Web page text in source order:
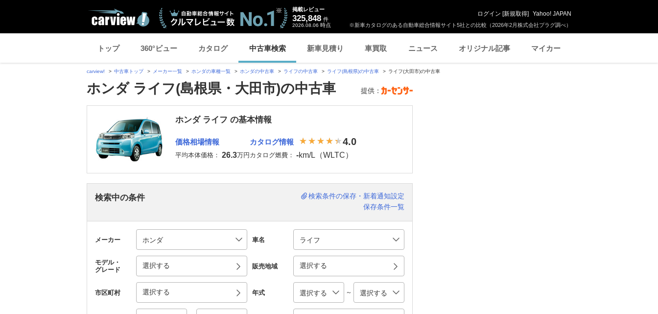
※新車カタログのある自動車総合情報サイト5社との比較（2026年2月株式会社プラグ調べ）
掲載レビュー
325,848 件
2026.08.06 時点
ログイン [新規取得] Yahoo! JAPAN
トップ 360°ビュー カタログ 中古車検索 新車見積り 車買取 ニュース オリジナル記事 マイカー
carview! 中古車トップ メーカー一覧 ホンダの車種一覧 ホンダの中古車 ライフの中古車 ライフ(島根県)の中古車 ライフ(大田市)の中古車
ホンダ ライフ(島根県・大田市)の中古車 提供：
ホンダ ライフ の基本情報
価格相場情報
平均本体価格： 26.3万円
カタログ情報 4.0
カタログ燃費： -km/L（WLTC）
検索中の条件
検索条件の保存・新着通知設定
保存条件一覧
メーカー 車名
モデル・
グレード
選択する 販売地域 選択する
市区町村 選択する 年式 ～